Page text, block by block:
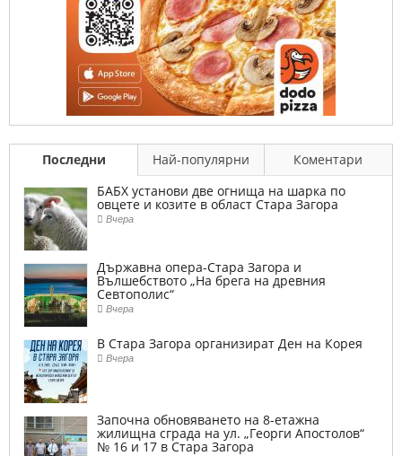
Последни Най-популярни
Коментари
БАБХ установи две огнища на шарка по
овцете и козите в област Стара Загора
Вчера
Държавна опера-Стара Загора и
Вълшебството „На брега на древния
Севтополис“
Вчера
В Стара Загора организират Ден на Корея
Вчера
Започна обновяването на 8-етажна
жилищна сграда на ул. „Георги Апостолов“
№ 16 и 17 в Стара Загора